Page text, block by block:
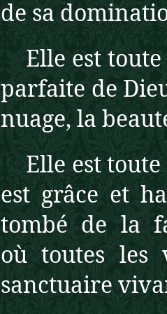
de sa
Elle est
parfaite de
nuage, la
Elle est
est grâce et
tombé de la
où toutes les
sanctuaire